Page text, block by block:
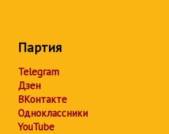
Партия
Telegram
Дзен
ВКонтакте
Одноклассники
YouTube